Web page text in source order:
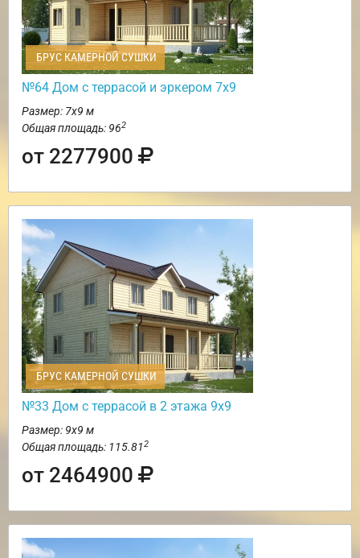
БРУС КАМЕРНОЙ СУШКИ
№64 Дом с террасой и эркером 7х9
Размер: 7х9 м
Общая площадь: 962
от 2277900
БРУС КАМЕРНОЙ СУШКИ
№33 Дом с террасой в 2 этажа 9х9
Размер: 9х9 м
Общая площадь: 115.812
от 2464900